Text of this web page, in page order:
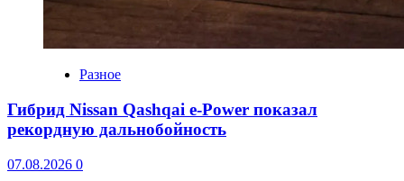
Разное
Гибрид Nissan Qashqai e-Power показал
рекордную дальнобойность
07.08.2026 0